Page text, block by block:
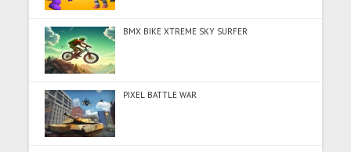
BMX BIKE XTREME SKY SURFER
PIXEL BATTLE WAR